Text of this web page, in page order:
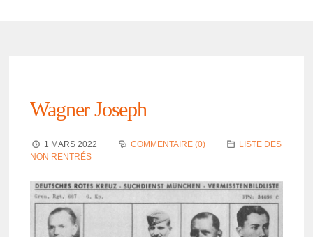
Wagner Joseph
1 MARS 2022 COMMENTAIRE (0)
LISTE DES
NON RENTRÉS